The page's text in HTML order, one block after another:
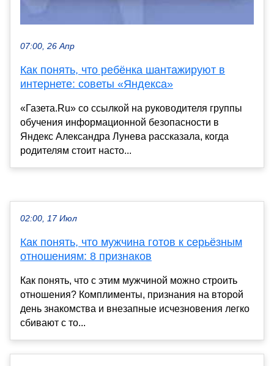
07:00, 26 Апр
Как понять, что ребёнка шантажируют в
интернете: советы «Яндекса»
«Газета.Ru» со ссылкой на руководителя группы
обучения информационной безопасности в
Яндекс Александра Лунева рассказала, когда
родителям стоит насто...
02:00, 17 Июл
Как понять, что мужчина готов к серьёзным
отношениям: 8 признаков
Как понять, что с этим мужчиной можно строить
отношения? Комплименты, признания на второй
день знакомства и внезапные исчезновения легко
сбивают с то...